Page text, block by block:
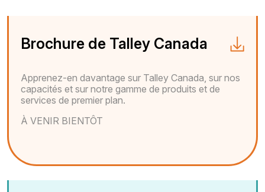
Brochure de Talley Canada
Apprenez-en davantage sur Talley Canada, sur nos
capacités et sur notre gamme de produits et de
services de premier plan.
À VENIR BIENTÔT